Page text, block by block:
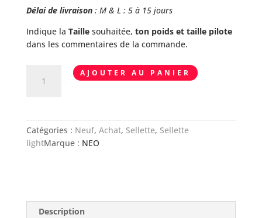
Délai de livraison: M & L : 5 à 15 jours
Indique la Taille souhaitée, ton poids et taille pilote
dans les commentaires de la commande.
NEO
STRING
3.0
AJOUTER AU PANIER
Catégories : Neuf, Achat, Sellette, Sellette
lightMarque : NEO
Description